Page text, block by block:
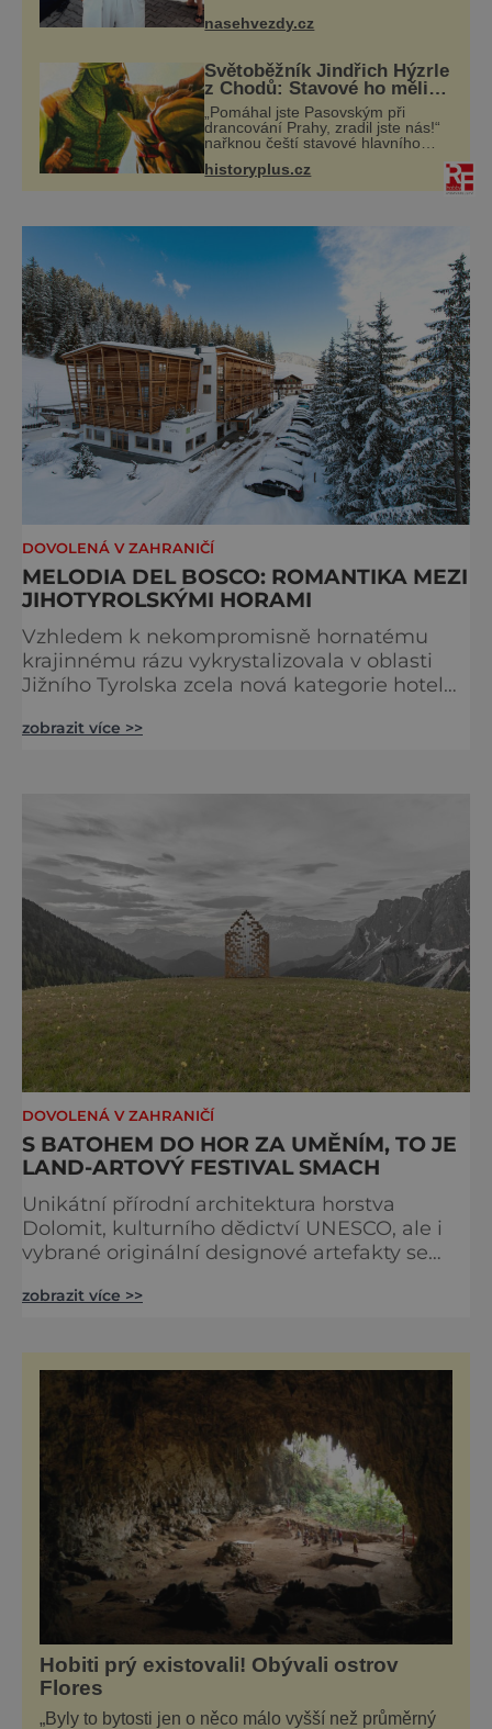
vychladne,
nasehvezdy.cz
Světoběžník Jindřich Hýzrle
z Chodů: Stavové ho měli
za zrádce
„Pomáhal jste Pasovským při
drancování Prahy, zradil jste nás!“
nařknou čeští stavové hlavního
Jindřich se však zastrašit nenechá.
historyplus.cz
DOVOLENÁ V ZAHRANIČÍ
MELODIA DEL BOSCO: ROMANTIKA MEZI
JIHOTYROLSKÝMI HORAMI
Vzhledem k nekompromisně hornatému
krajinnému rázu vykrystalizovala v oblasti
Jižního Tyrolska zcela nová kategorie hotelů.
ubytovávají především lyžaře, se ve zbylých
výkonnostním, ale i „běžným“ cykloturistům
a rodinám. Krásný
zobrazit více >>
DOVOLENÁ V ZAHRANIČÍ
S BATOHEM DO HOR ZA UMĚNÍM, TO JE
LAND-ARTOVÝ FESTIVAL SMACH
Unikátní přírodní architektura horstva
Dolomit, kulturního dědictví UNESCO, ale i
vybrané originální designové artefakty se
Smach.2021. Ten jako by vystihoval ducha
Do hor. Právě teď. Smach se zrodil již před
devíti lety jako dvouletá výstava pod širým
nebem v Alta Ba
zobrazit více >>
Hobiti prý existovali! Obývali ostrov
Flores
„Byly to bytosti jen o něco málo vyšší než průměrný